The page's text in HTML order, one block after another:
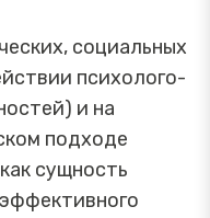
социальных
психолого-
и на
подходе
сущность